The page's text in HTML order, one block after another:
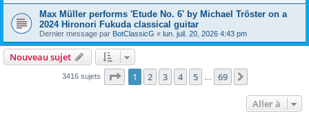
Max Müller performs 'Etude No. 6' by Michael Tröster on a
2024 Hironori Fukuda classical guitar
Dernier message par BotClassicG « lun. juil. 20, 2026 4:43 pm
Nouveau sujet
3416 sujets Page 1sur69
1 2 3 4 5 69
Aller à